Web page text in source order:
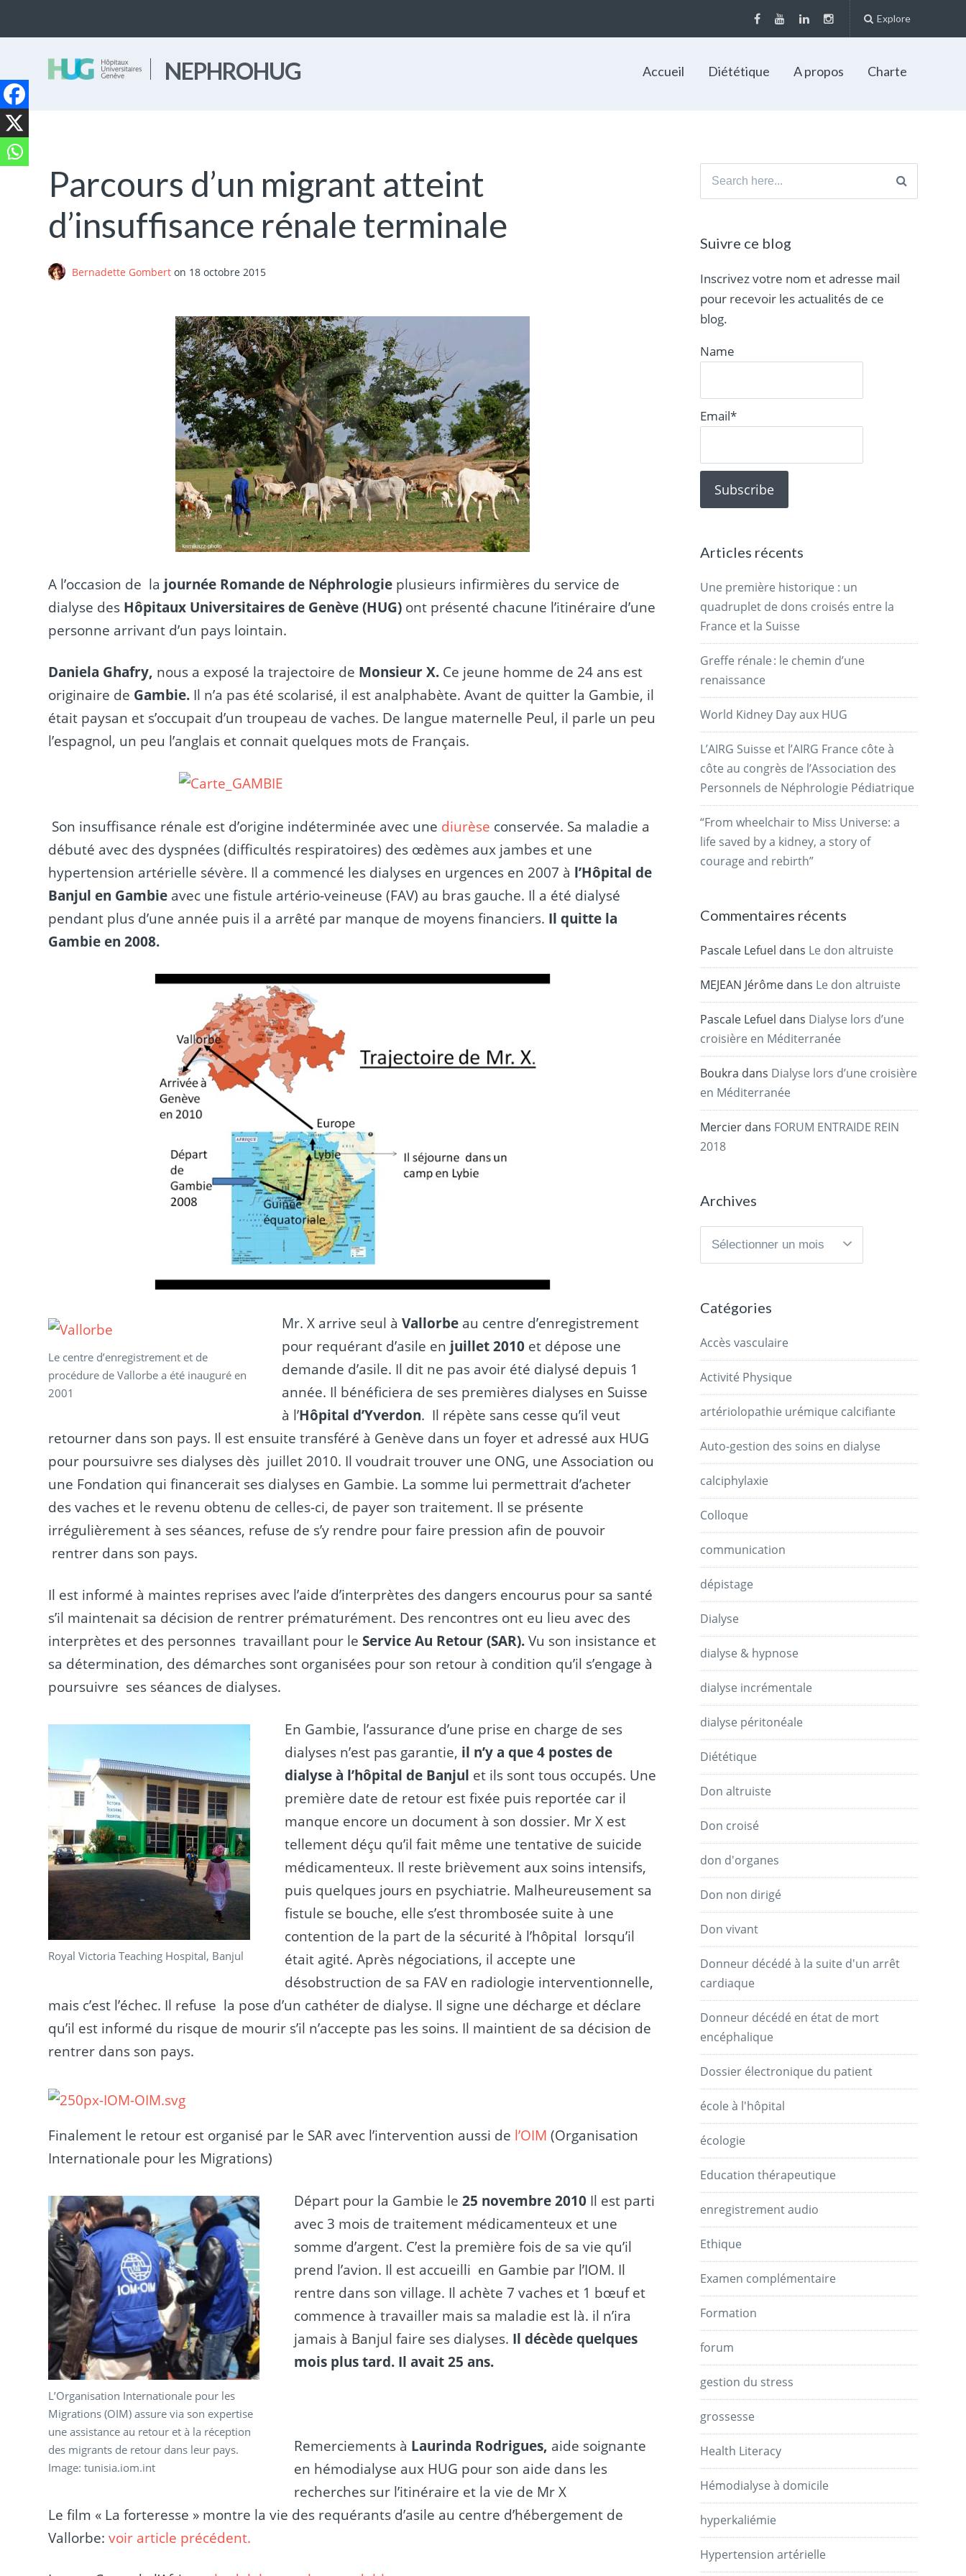
Explore
NEPHROHUG Accueil Diététique A propos Charte
Parcours d’un migrant atteint
d’insuffisance rénale terminale
Bernadette Gomberton 18 octobre 2015
A l’occasion de la journée Romande de Néphrologie plusieurs infirmières du service de
dialyse des Hôpitaux Universitaires de Genève (HUG) ont présenté chacune l’itinéraire d’une
personne arrivant d’un pays lointain.
Daniela Ghafry, nous a exposé la trajectoire de Monsieur X. Ce jeune homme de 24 ans est
originaire de Gambie. Il n’a pas été scolarisé, il est analphabète. Avant de quitter la Gambie, il
était paysan et s’occupait d’un troupeau de vaches. De langue maternelle Peul, il parle un peu
l’espagnol, un peu l’anglais et connait quelques mots de Français.
Son insuffisance rénale est d’origine indéterminée avec une diurèse conservée. Sa maladie a
débuté avec des dyspnées (difficultés respiratoires) des œdèmes aux jambes et une
hypertension artérielle sévère. Il a commencé les dialyses en urgences en 2007 à l’Hôpital de
Banjul en Gambie avec une fistule artério-veineuse (FAV) au bras gauche. Il a été dialysé
pendant plus d’une année puis il a arrêté par manque de moyens financiers. Il quitte la
Gambie en 2008.
Le centre d’enregistrement et de
procédure de Vallorbe a été inauguré en
2001
Mr. X arrive seul àVallorbe au centre d’enregistrement
pour requérant d’asile en juillet 2010 et dépose une
demande d’asile. Il dit ne pas avoir été dialysé depuis 1
année. Il bénéficiera de ses premières dialyses en Suisse
à l’Hôpital d’Yverdon. Il répète sans cesse qu’il veut
retourner dans son pays. Il est ensuite transféré à Genève dans un foyer et adressé aux HUG
pour poursuivre ses dialyses dès juillet 2010. Il voudrait trouver une ONG, une Association ou
une Fondation qui financerait ses dialyses en Gambie. La somme lui permettrait d’acheter
des vaches et le revenu obtenu de celles-ci, de payer son traitement. Il se présente
irrégulièrement à ses séances, refuse de s’y rendre pour faire pression afin de pouvoir
rentrer dans son pays.
Il est informé à maintes reprises avec l’aide d’interprètes des dangers encourus pour sa santé
s’il maintenait sa décision de rentrer prématurément. Des rencontres ont eu lieu avec des
interprètes et des personnes travaillant pour leService Au Retour (SAR).Vu son insistance et
sa détermination, des démarches sont organisées pour son retour à condition qu’il s’engage à
poursuivre ses séances de dialyses.
Royal Victoria Teaching Hospital, Banjul
En Gambie, l’assurance d’une prise en charge de ses
dialyses n’est pas garantie, il n’y a que 4 postes de
dialyse à l’hôpital de Banjul et ils sont tous occupés. Une
première date de retour est fixée puis reportée car il
manque encore un document à son dossier. Mr X est
tellement déçu qu’il fait même une tentative de suicide
médicamenteux. Il reste brièvement aux soins intensifs,
puis quelques jours en psychiatrie. Malheureusement sa
fistule se bouche, elle s’est thrombosée suite à une
contention de la part de la sécurité à l’hôpital lorsqu’il
était agité. Après négociations, il accepte une
désobstruction de sa FAV en radiologie interventionnelle,
mais c’est l’échec. Il refuse la pose d’un cathéter de dialyse. Il signe une décharge et déclare
qu’il est informé du risque de mourir s’il n’accepte pas les soins. Il maintient de sa décision de
rentrer dans son pays.
Finalement le retour est organisé par le SAR avec l’intervention aussi de l’OIM (Organisation
Internationale pour les Migrations)
L’Organisation Internationale pour les
Migrations (OIM) assure via son expertise
une assistance au retour et à la réception
des migrants de retour dans leur pays.
Image: tunisia.iom.int
Départ pour la Gambie le25 novembre 2010 Il est parti
avec 3 mois de traitement médicamenteux et une
somme d’argent. C’est la première fois de sa vie qu’il
prend l’avion. Il est accueilli en Gambie par l’IOM. Il
rentre dans son village. Il achète 7 vaches et 1 bœuf et
commence à travailler mais sa maladie est là. il n’ira
jamais à Banjul faire ses dialyses. Il décède quelques
mois plus tard. Il avait 25 ans.
Remerciements à Laurinda Rodrigues, aide soignante
en hémodialyse aux HUG pour son aide dans les
recherches sur l’itinéraire et la vie de Mr X
Le film « La forteresse » montre la vie des requérants d’asile au centre d’hébergement de
Vallorbe:voir article précédent.
Search
Suivre ce blog
Inscrivez votre nom et adresse mail
pour recevoir les actualités de ce
blog.
Name
Email*
Articles récents
Une première historique : un
quadruplet de dons croisés entre la
France et la Suisse
Greffe rénale : le chemin d’une
renaissance
World Kidney Day aux HUG
L’AIRG Suisse et l’AIRG France côte à
côte au congrès de l’Association des
Personnels de Néphrologie Pédiatrique
“From wheelchair to Miss Universe: a
life saved by a kidney, a story of
courage and rebirth”
Commentaires récents
Pascale Lefuel dans Le don altruiste
MEJEAN Jérôme dans Le don altruiste
Pascale Lefuel dans Dialyse lors d’une
croisière en Méditerranée
Boukra dans Dialyse lors d’une croisière
en Méditerranée
Mercier dans FORUM ENTRAIDE REIN
2018
Archives
Archives
Catégories
Accès vasculaire
Activité Physique
artériolopathie urémique calcifiante
Auto-gestion des soins en dialyse
calciphylaxie
Colloque
communication
dépistage
Dialyse
dialyse & hypnose
dialyse incrémentale
dialyse péritonéale
Diététique
Don altruiste
Don croisé
don d'organes
Don non dirigé
Don vivant
Donneur décédé à la suite d'un arrêt
cardiaque
Donneur décédé en état de mort
encéphalique
Dossier électronique du patient
école à l'hôpital
écologie
Education thérapeutique
enregistrement audio
Ethique
Examen complémentaire
Formation
forum
gestion du stress
grossesse
Health Literacy
Hémodialyse à domicile
hyperkaliémie
Hypertension artérielle